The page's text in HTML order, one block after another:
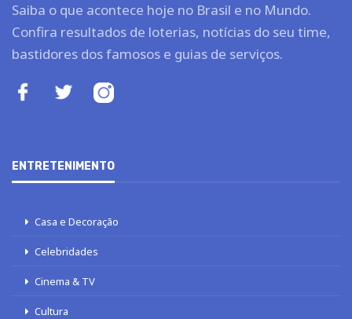
Saiba o que acontece hoje no Brasil e no Mundo.
Confira resultados de loterias, notícias do seu time,
bastidores dos famosos e guias de serviços.
ENTRETENIMENTO
Casa e Decoração
Celebridades
Cinema & TV
Cultura